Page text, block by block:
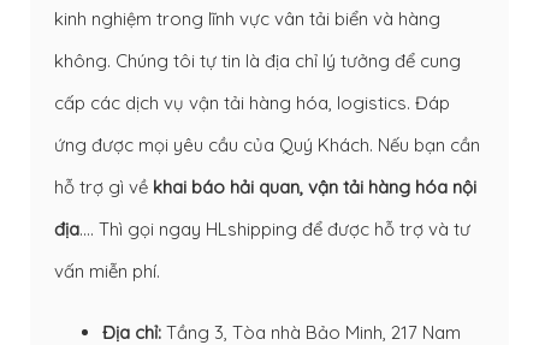
kinh nghiệm trong lĩnh vực vân tải biển và hàng
không. Chúng tôi tự tin là địa chỉ lý tưởng để cung
cấp các dịch vụ vận tải hàng hóa, logistics. Đáp
ứng được mọi yêu cầu của Quý Khách. Nếu bạn cần
hỗ trợ gì về khai báo hải quan, vận tải hàng hóa nội
địa…. Thì gọi ngay HLshipping để được hỗ trợ và tư
vấn miễn phí.
Địa chỉ: Tầng 3, Tòa nhà Bảo Minh, 217 Nam